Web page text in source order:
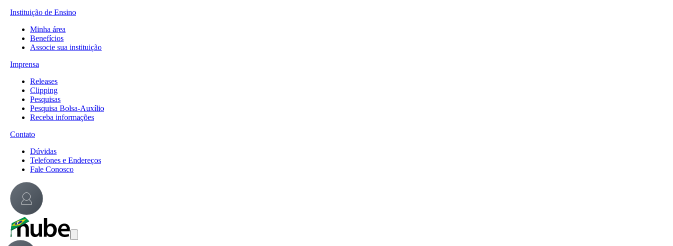
Instituição de Ensino
Minha área
Benefícios
Associe sua instituição
Imprensa
Releases
Clipping
Pesquisas
Pesquisa Bolsa-Auxílio
Receba informações
Contato
Dúvidas
Telefones e Endereços
Fale Conosco